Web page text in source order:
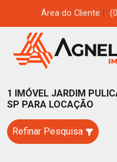
Área do Cliente
1 IMÓVEL JARDIM
SP PARA LOCAÇÃO
Refinar Pesquisa